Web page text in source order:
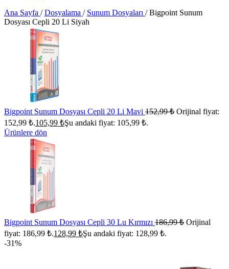
Ana Sayfa / Dosyalama / Sunum Dosyaları / Bigpoint Sunum
Dosyası Cepli 20 Li Siyah
Bigpoint Sunum Dosyası Cepli 20 Li Mavi 152,99₺ Orijinal fiyat:
152,99 ₺.105,99 ₺Şu andaki fiyat: 105,99 ₺.
Ürünlere dön
Bigpoint Sunum Dosyası Cepli 30 Lu Kırmızı 186,99₺ Orijinal
fiyat: 186,99 ₺.128,99 ₺Şu andaki fiyat: 128,99 ₺.
-31%